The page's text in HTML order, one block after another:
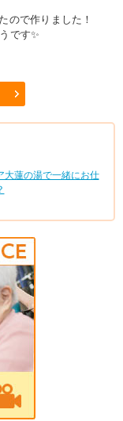
ので作りました！
です✨
大蓮の湯で一緒にお仕